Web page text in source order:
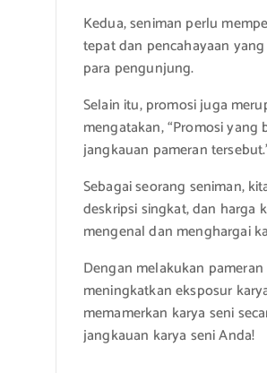
Kedua, seniman perlu
tepat dan pencahayaan
para pengunjung.
Selain itu, promosi juga
mengatakan, “Promosi
jangkauan pameran
Sebagai seorang seniman,
deskripsi singkat, dan harga
mengenal dan menghargai
Dengan melakukan
meningkatkan eksposur
memamerkan karya seni
jangkauan karya seni Anda!